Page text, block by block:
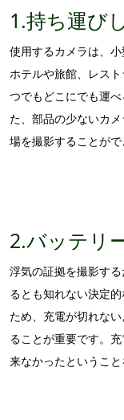
1.持ち運び
使用するカメラは、
ホテルや旅館、レス
つでもどこにでも運
た、部品の少ないカ
場を撮影することがで
2.バッテリ
浮気の証拠を撮影す
るとも知れない決定
ため、充電が切れな
ることが重要です。
来なかったということ